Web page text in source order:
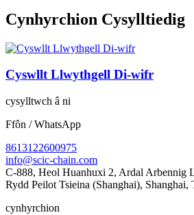
Cynhyrchion Cysylltiedig
Cyswllt Llwythgell Di-wifr
cysylltwch â ni
Ffôn / WhatsApp
8613122600975
info@scic-chain.com
C-888, Heol Huanhuxi 2, Ardal Arbennig
Rydd Peilot Tsieina (Shanghai), Shanghai,
cynhyrchion